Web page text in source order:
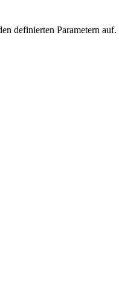
definierten Parametern auf.